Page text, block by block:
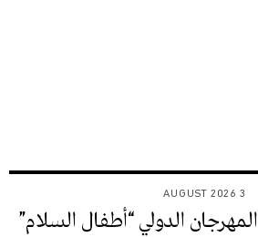
3 AUGUST 2026
انطلاق الدورة 18 المهرجان الدولي “أطفال السلام”